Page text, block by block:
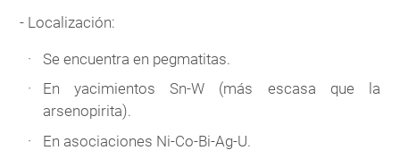
- Localización:
Se encuentra en pegmatitas.
En yacimientos Sn-W (más escasa que la
arsenopirita).
En asociaciones Ni-Co-Bi-Ag-U.